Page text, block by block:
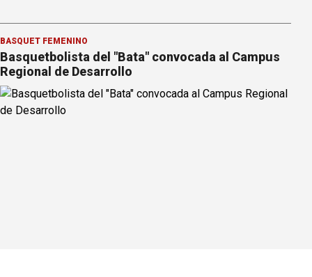
BÁSQUET FEMENINO
Basquetbolista del "Bata" convocada al Campus
Regional de Desarrollo